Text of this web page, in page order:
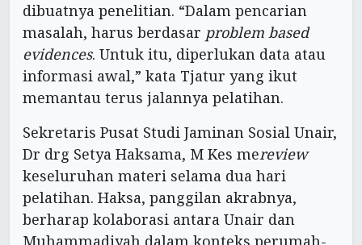
dibuatnya penelitian. “Dalam pencarian
masalah, harus berdasar problem based
evidences. Untuk itu, diperlukan data atau
informasi awal,” kata Tjatur yang ikut
memantau terus jalannya pelatihan.
Sekretaris Pusat Studi Jaminan Sosial Unair,
Dr drg Setya Haksama, M Kes mereview
keseluruhan materi selama dua hari
pelatihan. Haksa, panggilan akrabnya,
berharap kolaborasi antara Unair dan